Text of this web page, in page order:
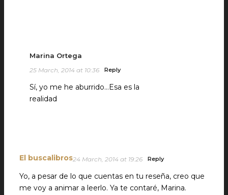
Marina Ortega
25 March, 2014 at 10:36 Reply
Sí, yo me he aburrido…Esa es la
realidad
El buscalibros24 March, 2014 at 19:26 Reply
Yo, a pesar de lo que cuentas en tu reseña, creo que
me voy a animar a leerlo. Ya te contaré, Marina.